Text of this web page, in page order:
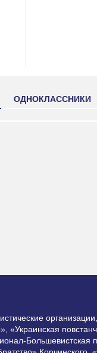
ОДНОКЛАССНИКИ
«Украинская